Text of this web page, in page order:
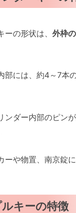
ーの形状は、 外枠
部には、約4～7本
ンダー内部のピン
ーや物置、南京錠
キーの特徴